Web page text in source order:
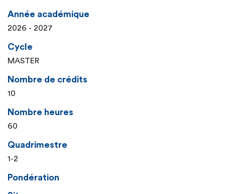
Année académique
2026 - 2027
Cycle
MASTER
Nombre de crédits
10
Nombre heures
60
Quadrimestre
1-2
Pondération